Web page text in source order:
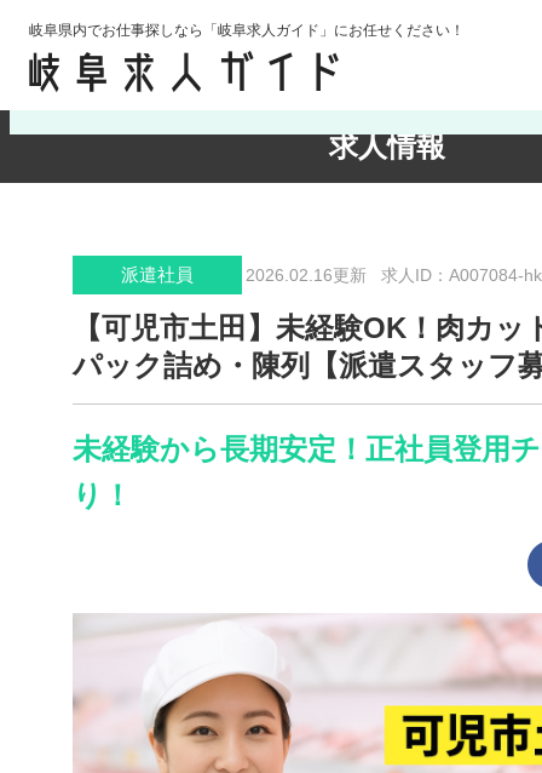
岐阜県内でお仕事探しなら「岐阜求人ガイド」にお任せください！
求人情報
検索条件の確認・変更
派遣社員 2026.02.16更新 求人ID：A007084-
【可児市土田】未経験OK！肉カッ
パック詰め・陳列【派遣スタッフ
未経験から長期安定！正社員登用
り！